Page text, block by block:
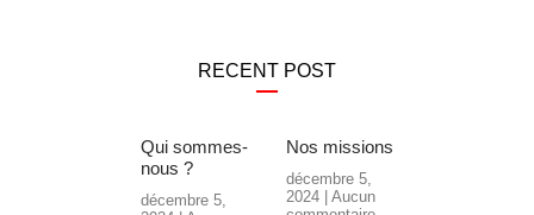
RECENT POST
Qui sommes-
nous ?
décembre 5,
Nos missions
décembre 5,
2024 Aucun